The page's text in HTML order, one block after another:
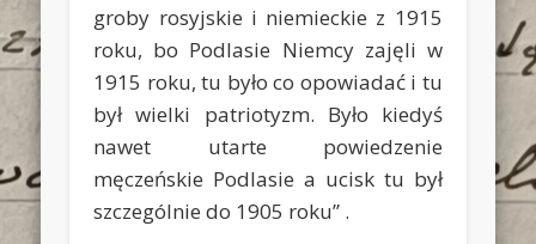
groby rosyjskie i niemieckie z 1915
roku, bo Podlasie Niemcy zajęli w
1915 roku, tu było co opowiadać i tu
był wielki patriotyzm. Było kiedyś
nawet utarte powiedzenie
męczeńskie Podlasie a ucisk tu był
szczególnie do 1905 roku” .